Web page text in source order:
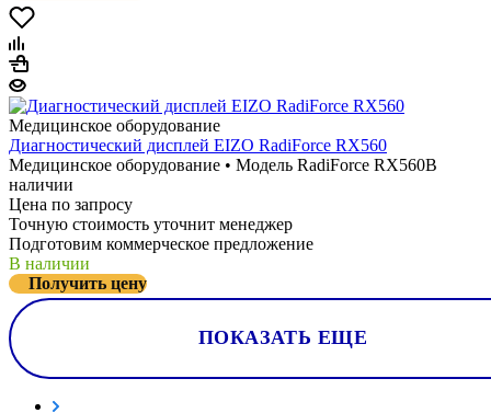
Медицинское оборудование
Диагностический дисплей EIZO RadiForce RX560
Медицинское оборудование • Модель RadiForce RX560В
наличии
Цена по запросу
Точную стоимость уточнит менеджер
Подготовим коммерческое предложение
В наличии
Получить цену
ПОКАЗАТЬ ЕЩЕ